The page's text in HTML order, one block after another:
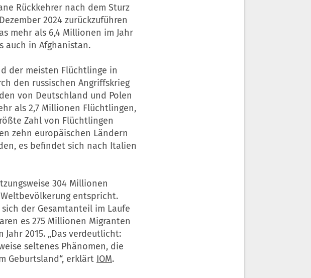
Rückkehrer nach dem Sturz
2024 zurückzuführen
mehr als 6,4 Millionen im Jahr
auch in Afghanistan.
der meisten Flüchtlinge in
den russischen Angriffskrieg
von Deutschland und Polen
als 2,7 Millionen Flüchtlingen,
Zahl von Flüchtlingen
zehn europäischen Ländern
es befindet sich nach Italien
304 Millionen
entspricht.
der Gesamtanteil im Laufe
es 275 Millionen Migranten
2015. „Das verdeutlicht:
seltenes Phänomen, die
Geburtsland“, erklärt IOM.